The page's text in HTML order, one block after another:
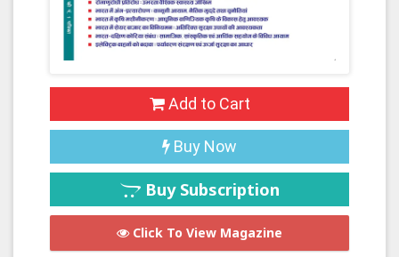
Add to Cart
Buy Now
Buy Subscription
Click To View Magazine